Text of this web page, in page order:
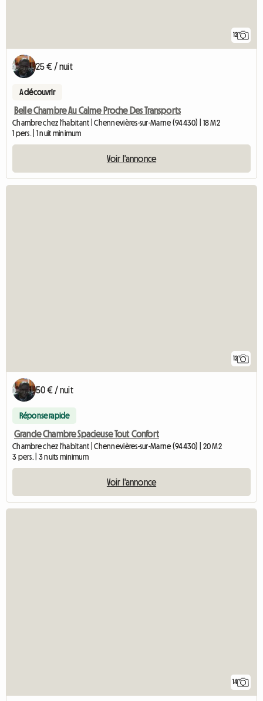
12
25 € / nuit
A découvrir
Belle Chambre Au Calme Proche Des Transports
Chambre chez l'habitant | Chennevières-sur-Marne (94430) | 18 M2
1 pers. | 1 nuit minimum
Voir l'annonce
12
50 € / nuit
Réponse rapide
Grande Chambre Spacieuse Tout Confort
Chambre chez l'habitant | Chennevières-sur-Marne (94430) | 20 M2
3 pers. | 3 nuits minimum
Voir l'annonce
14